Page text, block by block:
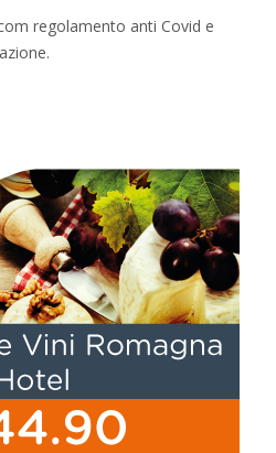
regolamento anti Covid e